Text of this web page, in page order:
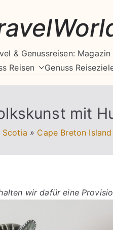
& Genussreisen:
Reisen Genuss
mit
Scotia » Cape Breton Island
wir dafür eine